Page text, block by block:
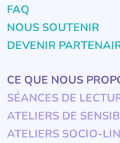
FAQ
NOUS SOUTENIR
DEVENIR
CE QUE NOUS
SÉANCES DE
ATELIERS DE
ATELIERS SOCIO-